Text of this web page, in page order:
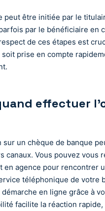
peut être initiée par le
par le bénéficiaire en
de ces étapes est
soit prise en compte
effectuer
sur un chèque de banque
canaux. Vous pouvez vous
en agence pour rencontrer
téléphonique de votre
en ligne grâce à
facilite la réaction rapide,